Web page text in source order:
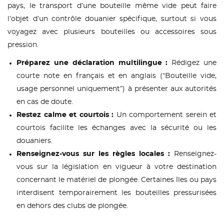
pays, le transport d’une bouteille même vide peut faire
l’objet d’un contrôle douanier spécifique, surtout si vous
voyagez avec plusieurs bouteilles ou accessoires sous
pression.
Préparez une déclaration multilingue : Rédigez une
courte note en français et en anglais (“Bouteille vide,
usage personnel uniquement”) à présenter aux autorités
en cas de doute.
Restez calme et courtois : Un comportement serein et
courtois facilite les échanges avec la sécurité ou les
douaniers.
Renseignez-vous sur les règles locales : Renseignez-
vous sur la législation en vigueur à votre destination
concernant le matériel de plongée. Certaines îles ou pays
interdisent temporairement les bouteilles pressurisées
en dehors des clubs de plongée.